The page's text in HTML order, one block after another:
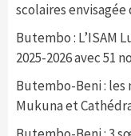
scolaires
Butembo : L’ISAM
2025-2026 avec 51
Butembo-Beni : les
Mukuna et